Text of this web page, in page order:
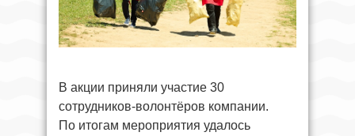
В акции приняли участие 30
сотрудников-волонтёров компании.
По итогам мероприятия удалось